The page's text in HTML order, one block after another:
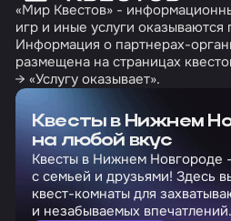
«Мир Квестов» -
игр и иные услуги оказываются
Информация о партнерах-
размещена на страницах
→ «Услугу оказывает».
Квесты в Нижнем
на любой вкус
Квесты в Нижнем Новгороде
с семьей и друзьями! Здесь
квест-комнаты для
и незабываемых впечатлений.